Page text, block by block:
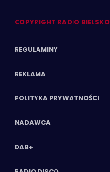
COPYRIGHT RADIO BIELSKO
REGULAMINY
REKLAMA
POLITYKA PRYWATNOŚCI
NADAWCA
DAB+